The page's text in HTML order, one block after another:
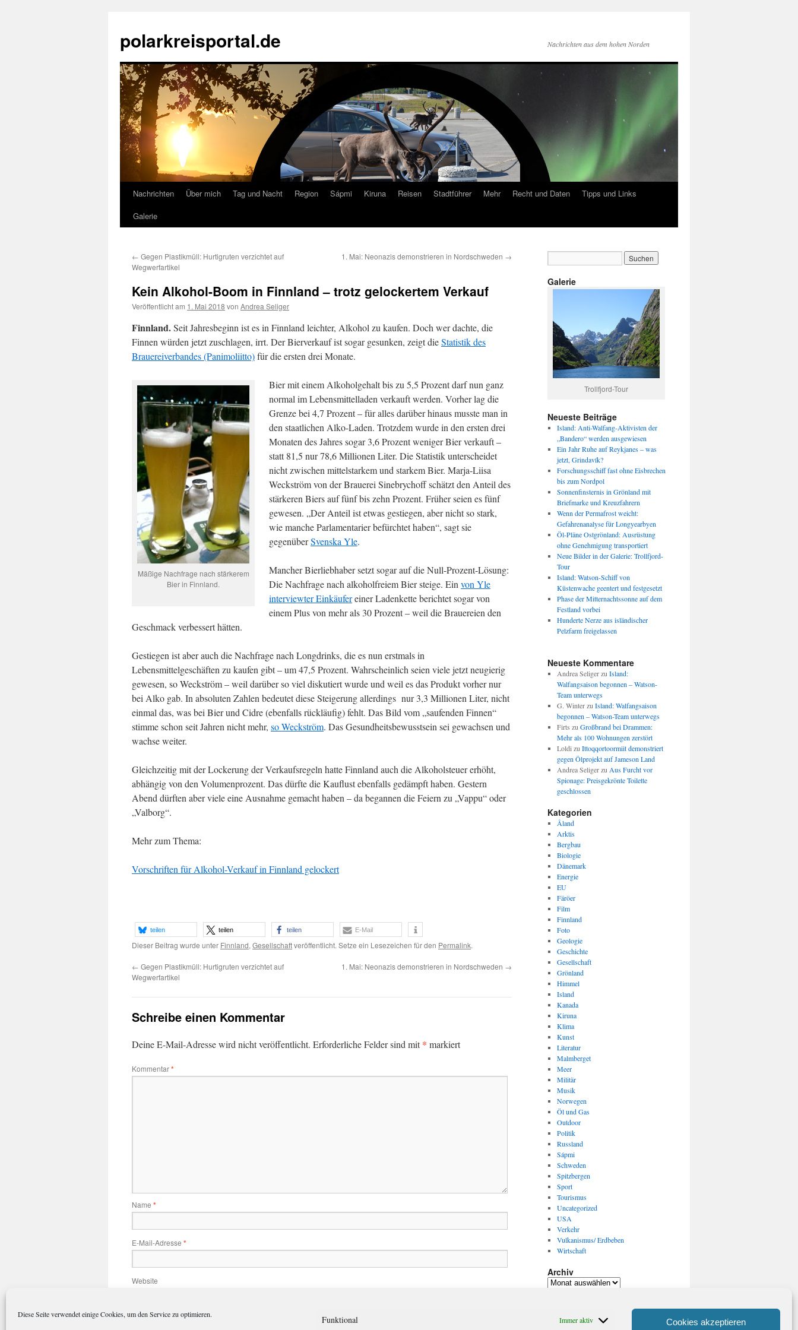
Diese Seite verwendet einige Cookies, um den Service zu optimieren. Funktional Immer aktiv Cookies akzeptieren
springen
polarkreisportal.de Nachrichten aus dem hohen Norden
Nachrichten Über mich Tag und Nacht Region Sápmi Kiruna Reisen Stadtführer Mehr Recht und Daten
Tipps und Links
Galerie
← Gegen Plastikmüll: Hurtigruten verzichtet auf
Wegwerfartikel
1. Mai: Neonazis demonstrieren in Nordschweden →
Kein Alkohol-Boom in Finnland – trotz gelockertem Verkauf
Veröffentlicht am 1. Mai 2018 von Andrea Seliger
Finnland.Seit Jahresbeginn ist es in Finnland leichter, Alkohol zu kaufen. Doch wer dachte, die
Finnen würden jetzt zuschlagen, irrt. Der Bierverkauf ist sogar gesunken, zeigt dieStatistik des
Brauereiverbandes (Panimoliitto)für die ersten drei Monate.
Mäßige Nachfrage nach stärkerem
Bier in Finnland.
Bier mit einem Alkoholgehalt bis zu 5,5 Prozent darf nun ganz
normal im Lebensmittelladen verkauft werden. Vorher lag die
Grenze bei 4,7 Prozent – für alles darüber hinaus musste man in
den staatlichen Alko-Laden. Trotzdem wurde in den ersten drei
Monaten des Jahres sogar 3,6 Prozent weniger Bier verkauft –
statt 81,5 nur 78,6 Millionen Liter. Die Statistik unterscheidet
nicht zwischen mittelstarkem und starkem Bier. Marja-Liisa
Weckström von der Brauerei Sinebrychoff schätzt den Anteil des
stärkeren Biers auf fünf bis zehn Prozent. Früher seien es fünf
gewesen. „Der Anteil ist etwas gestiegen, aber nicht so stark,
wie manche Parlamentarier befürchtet haben“, sagt sie
gegenüberSvenska Yle.
Mancher Bierliebhaber setzt sogar auf die Null-Prozent-Lösung:
Die Nachfrage nach alkoholfreiem Bier steige. Ein von Yle
interviewter Einkäufereiner Ladenkette berichtet sogar von
einem Plus von mehr als 30 Prozent – weil die Brauereien den
Geschmack verbessert hätten.
Gestiegen ist aber auch die Nachfrage nach Longdrinks, die es nun erstmals in
Lebensmittelgeschäften zu kaufen gibt – um 47,5 Prozent. Wahrscheinlich seien viele jetzt neugierig
gewesen, so Weckström – weil darüber so viel diskutiert wurde und weil es das Produkt vorher nur
bei Alko gab. In absoluten Zahlen bedeutet diese Steigerung allerdings nur 3,3 Millionen Liter, nicht
einmal das, was bei Bier und Cidre (ebenfalls rückläufig) fehlt. Das Bild vom „saufenden Finnen“
stimme schon seit Jahren nicht mehr, so Weckström. Das Gesundheitsbewusstsein sei gewachsen und
wachse weiter.
Gleichzeitig mit der Lockerung der Verkaufsregeln hatte Finnland auch die Alkoholsteuer erhöht,
abhängig von den Volumenprozent. Das dürfte die Kauflust ebenfalls gedämpft haben. Gestern
Abend dürften aber viele eine Ausnahme gemacht haben – da begannen die Feiern zu „Vappu“ oder
„Valborg“.
Mehr zum Thema:
Vorschriften für Alkohol-Verkauf in Finnland gelockert
teilen teilen teilen E-Mail
Dieser Beitrag wurde unter Finnland, Gesellschaftveröffentlicht. Setze ein Lesezeichen für den Permalink.
← Gegen Plastikmüll: Hurtigruten verzichtet auf
Wegwerfartikel
1. Mai: Neonazis demonstrieren in Nordschweden →
Schreibe einen Kommentar
Deine E-Mail-Adresse wird nicht veröffentlicht. Erforderliche Felder sind mit* markiert
Kommentar*
Name *
E-Mail-Adresse *
Website
Name, E-Mail-Adresse und Website in diesem Browser für meinen nächsten Kommentar speichern.
Galerie
Trollfjord-Tour
Neueste Beiträge
Island: Anti-Walfang-Aktivisten der
„Bandero“ werden ausgewiesen
Ein Jahr Ruhe auf Reykjanes – was
jetzt, Grindavík?
Forschungsschiff fast ohne Eisbrechen
bis zum Nordpol
Sonnenfinsternis in Grönland mit
Briefmarke und Kreuzfahrern
Wenn der Permafrost weicht:
Gefahrenanalyse für Longyearbyen
Öl-Pläne Ostgrönland: Ausrüstung
ohne Genehmigung transportiert
Neue Bilder in der Galerie: Trollfjord-
Tour
Island: Watson-Schiff von
Küstenwache geentert und festgesetzt
Phase der Mitternachtssonne auf dem
Festland vorbei
Hunderte Nerze aus isländischer
Pelzfarm freigelassen
Neueste Kommentare
Andrea Seligerzu Island:
Walfangsaison begonnen – Watson-
Team unterwegs
G. Winterzu Island: Walfangsaison
begonnen – Watson-Team unterwegs
Firts zu Großbrand bei Drammen:
Mehr als 100 Wohnungen zerstört
Loldi zu Ittoqqortoormiit demonstriert
gegen Ölprojekt auf Jameson Land
Andrea Seligerzu Aus Furcht vor
Spionage: Preisgekrönte Toilette
geschlossen
Kategorien
Åland
Arktis
Bergbau
Biologie
Dänemark
Energie
EU
Färöer
Film
Finnland
Foto
Geologie
Geschichte
Gesellschaft
Grönland
Himmel
Island
Kanada
Kiruna
Klima
Kunst
Literatur
Malmberget
Meer
Militär
Musik
Norwegen
Öl und Gas
Outdoor
Politik
Russland
Sápmi
Schweden
Spitzbergen
Sport
Tourismus
Uncategorized
USA
Verkehr
Vulkanismus/ Erdbeben
Wirtschaft
Archiv
Archiv